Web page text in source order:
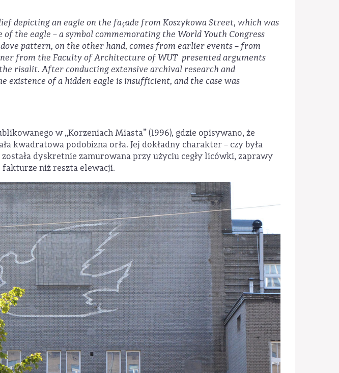
depicting an eagle on the façade from Koszykowa Street, which was
the eagle – a symbol commemorating the World Youth Congress
pattern, on the other hand, comes from earlier events – from
from the Faculty of Architecture of WUT presented arguments
risalit. After conducting extensive archival research and
of a hidden eagle is insufficient, and the case was
w „Korzeniach Miasta” (1996), gdzie opisywano, że
podobizna orła. Jej dokładny charakter – czy była
dyskretnie zamurowana przy użyciu cegły licówki, zaprawy
niż reszta elewacji.